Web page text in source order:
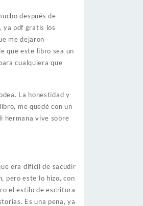
después de
ya pdf gratis los
me dejaron
que este libro sea un
cualquiera que
La honestidad y
me quedé con un
hermana vive sobre
era difícil de sacudir
pero este lo hizo, con
el estilo de escritura
Es una pena, ya